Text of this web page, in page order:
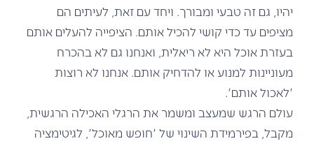
יהיו, גם זה טבעי ומבורך. ויחד עם זאת, לעיתים הם
מציפים עד כדי קושי להכיל אותם. הציפייה להעלים אותם
בעזרת אוכל היא לא ריאלית, ואנחנו גם לא בהכרח
מעוניינות למנוע או להדחיק אותם. אנחנו לא רוצות
'לאכול אותם'.
עולם הרגש שמעצב ומשמר את הרגלי האכילה הרגשית,
מקבל, בפירמידת השינוי של 'חופש מאוכל', לגיטימציה